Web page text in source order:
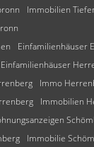
Immobilien
Einfamilienhäuser
Einfamilienhäuser
Immo
Immobilien
Immobilie